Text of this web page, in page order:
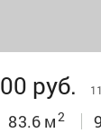
руб.
83.6 м2